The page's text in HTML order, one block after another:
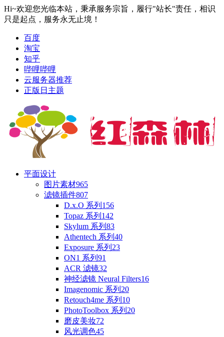
Hi~欢迎您光临本站，秉承服务宗旨，履行"站长"责任，相识
只是起点，服务永无止境！
百度
淘宝
知乎
哔哩哔哩
云服务器推荐
正版日主题
平面设计
图片素材965
滤镜插件807
D.x.O 系列 156
Topaz 系列 142
Skylum 系列 83
Athentech 系列 40
Exposure 系列 23
ON1 系列 91
ACR 滤镜32
神经滤镜 Neural Filters16
Imagenomic 系列 20
Retouch4me 系列 10
PhotoToolbox 系列 20
磨皮美妆72
风光调色45